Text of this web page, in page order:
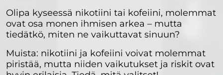
Olipa kyseessä nikotiini tai kofeiini, molemmat
ovat osa monen ihmisen arkea – mutta
tiedätkö, miten ne vaikuttavat sinuun?
Muista: nikotiini ja kofeiini voivat molemmat
piristää, mutta niiden vaikutukset ja riskit ovat